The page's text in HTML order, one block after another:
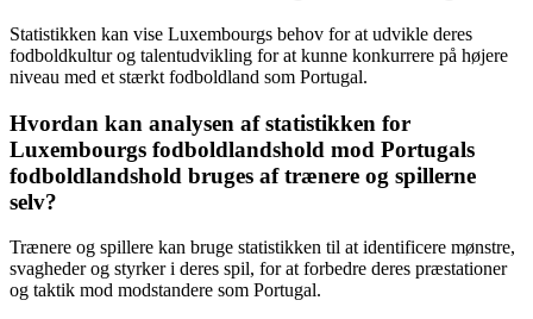
Statistikken kan vise Luxembourgs behov for at udvikle deres
fodboldkultur og talentudvikling for at kunne konkurrere på højere
niveau med et stærkt fodboldland som Portugal.
Hvordan kan analysen af statistikken for
Luxembourgs fodboldlandshold mod Portugals
fodboldlandshold bruges af trænere og spillerne
selv?
Trænere og spillere kan bruge statistikken til at identificere mønstre,
svagheder og styrker i deres spil, for at forbedre deres præstationer
og taktik mod modstandere som Portugal.